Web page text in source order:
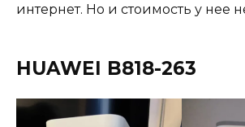
интернет. Но и стоимость у нее
HUAWEI B818-263